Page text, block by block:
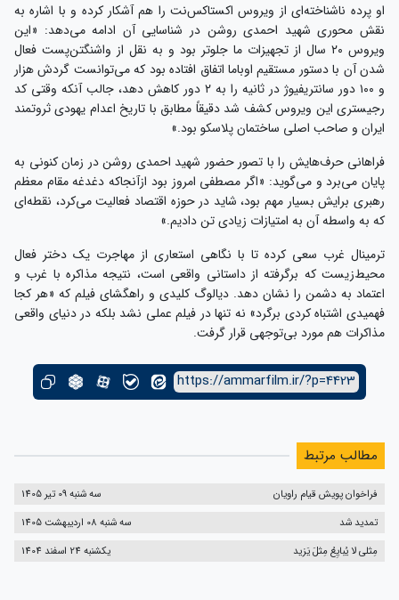
او پرده ناشناخته‌ای از ویروس اکستاکس‌نت را هم آشکار کرده و با اشاره به
نقش محوری شهید احمدی روشن در شناسایی آن ادامه می‌دهد: «این
ویروس ۲۰ سال از تجهیزات ما جلوتر بود و به نقل از واشنگتن‌پست فعال
شدن آن با دستور مستقیم اوباما اتفاق افتاده بود که می‌توانست گردش هزار
و ۱۰۰ دور سانتریفیوژ در ثانیه را به ۲ دور کاهش دهد، جالب آنکه وقتی کد
رجیستری این ویروس کشف شد دقیقاً مطابق با تاریخ اعدام یهودی ثروتمند
ایران و صاحب اصلی ساختمان پلاسکو بود.»
فراهانی حرف‌هایش را با تصور حضور شهید احمدی روشن در زمان کنونی به
پایان می‌برد و می‌گوید: «اگر مصطفی امروز بود ازآنجاکه دغدغه مقام معظم
رهبری برایش بسیار مهم بود، شاید در حوزه اقتصاد فعالیت می‌کرد، نقطه‌ای
که به واسطه آن به امتیازات زیادی تن دادیم.»
ترمینال غرب سعی کرده تا با نگاهی استعاری از مهاجرت یک دختر فعال
محیط‌زیست که برگرفته از داستانی واقعی است، نتیجه مذاکره با غرب و
اعتماد به دشمن را نشان دهد. دیالوگ کلیدی و راهگشای فیلم که «هر کجا
فهمیدی اشتباه کردی برگرد» نه تنها در فیلم عملی نشد بلکه در دنیای واقعی
مذاکرات هم مورد بی‌توجهی قرار گرفت.
https://ammarfilm.ir/?p=4423
مطالب مرتبط
فراخوان پویش قیام راویان
سه شنبه 09 تیر 1405
تمدید شد
سه شنبه 08 اردیبهشت 1405
مِثلی لا یُبایِعُ مِثلَ یَزید
یکشنبه 24 اسفند 1404